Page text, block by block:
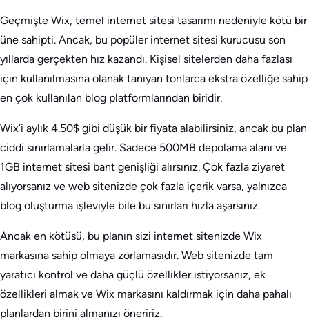
Geçmişte Wix, temel internet sitesi tasarımı nedeniyle kötü bir
üne sahipti. Ancak, bu popüler internet sitesi kurucusu son
yıllarda gerçekten hız kazandı. Kişisel sitelerden daha fazlası
için kullanılmasına olanak tanıyan tonlarca ekstra özelliğe sahip
en çok kullanılan blog platformlarından biridir.
Wix’i aylık 4.50$ gibi düşük bir fiyata alabilirsiniz, ancak bu plan
ciddi sınırlamalarla gelir. Sadece 500MB depolama alanı ve
1GB internet sitesi bant genişliği alırsınız. Çok fazla ziyaret
alıyorsanız ve web sitenizde çok fazla içerik varsa, yalnızca
blog oluşturma işleviyle bile bu sınırları hızla aşarsınız.
Ancak en kötüsü, bu planın sizi internet sitenizde Wix
markasına sahip olmaya zorlamasıdır. Web sitenizde tam
yaratıcı kontrol ve daha güçlü özellikler istiyorsanız, ek
özellikleri almak ve Wix markasını kaldırmak için daha pahalı
planlardan birini almanızı öneririz.